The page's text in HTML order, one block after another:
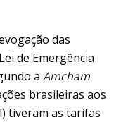
das
de Emergência
a Amcham
brasileiras aos
tiveram as tarifas